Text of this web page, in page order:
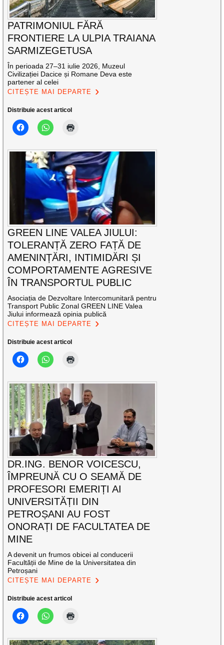
PATRIMONIUL FĂRĂ
FRONTIERE LA ULPIA TRAIANA
SARMIZEGETUSA
În perioada 27–31 iulie 2026, Muzeul
Civilizației Dacice și Romane Deva este
partener al celei
CITEȘTE MAI DEPARTE
Distribuie acest articol
GREEN LINE VALEA JIULUI:
TOLERANȚĂ ZERO FAȚĂ DE
AMENINȚĂRI, INTIMIDĂRI ȘI
COMPORTAMENTE AGRESIVE
ÎN TRANSPORTUL PUBLIC
Asociația de Dezvoltare Intercomunitară pentru
Transport Public Zonal GREEN LINE Valea
Jiului informează opinia publică
CITEȘTE MAI DEPARTE
Distribuie acest articol
DR.ING. BENOR VOICESCU,
ÎMPREUNĂ CU O SEAMĂ DE
PROFESORI EMERIȚI AI
UNIVERSITĂȚII DIN
PETROȘANI AU FOST
ONORAȚI DE FACULTATEA DE
MINE
A devenit un frumos obicei al conducerii
Facultății de Mine de la Universitatea din
Petroșani
CITEȘTE MAI DEPARTE
Distribuie acest articol